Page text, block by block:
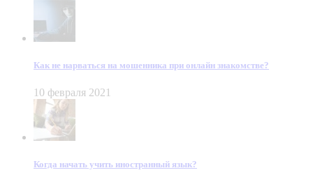
Как не нарваться на мошенника при онлайн знакомстве?
10 февраля 2021
Когда начать учить иностранный язык?